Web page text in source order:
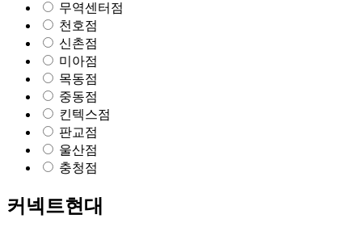
무역센터점
천호점
신촌점
미아점
목동점
중동점
킨텍스점
판교점
울산점
충청점
커넥트현대